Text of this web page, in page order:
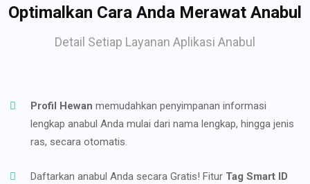
Optimalkan Cara Anda Merawat Anabul
Detail Setiap Layanan Aplikasi Anabul
Profil Hewan memudahkan penyimpanan informasi
lengkap anabul Anda mulai dari nama lengkap, hingga jenis
ras, secara otomatis.
Daftarkan anabul Anda secara Gratis! Fitur Tag Smart ID